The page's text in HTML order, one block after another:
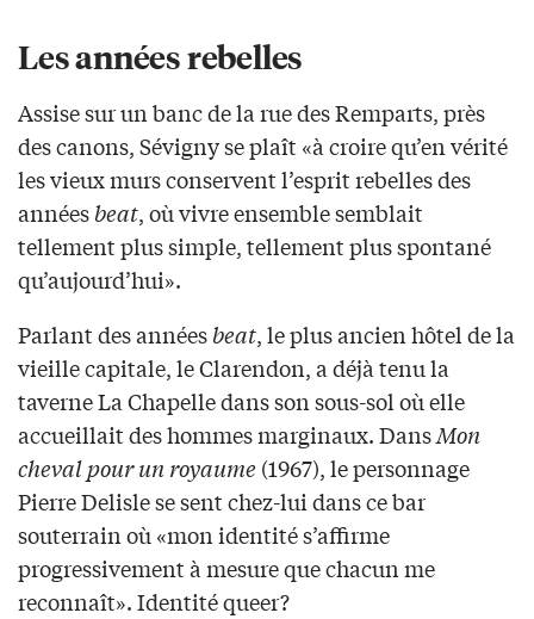
Les années rebelles
Assise sur un banc de la rue des Remparts, près
des canons, Sévigny se plaît «à croire qu’en vérité
les vieux murs conservent l’esprit rebelles des
annéesbeat, où vivre ensemble semblait
tellement plus simple, tellement plus spontané
qu’aujourd’hui».
Parlant des annéesbeat, le plus ancien hôtel de la
vieille capitale, le Clarendon, a déjà tenu la
taverne La Chapelle dans son sous-sol où elle
accueillait des hommes marginaux. DansMon
cheval pour un royaume (1967), le personnage
Pierre Delisle se sent chez-lui dans ce bar
souterrain où «mon identité s’affirme
progressivement à mesure que chacun me
reconnaît». Identité queer?